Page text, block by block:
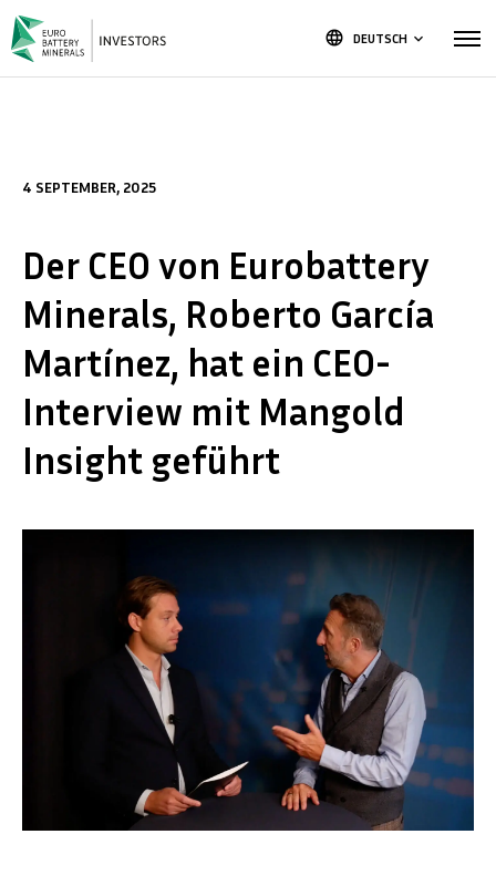
language DEUTSCH keyboard_arrow_down
4 SEPTEMBER, 2025
Der CEO von Eurobattery
Minerals, Roberto García
Martínez, hat ein CEO-
Interview mit Mangold
Insight geführt